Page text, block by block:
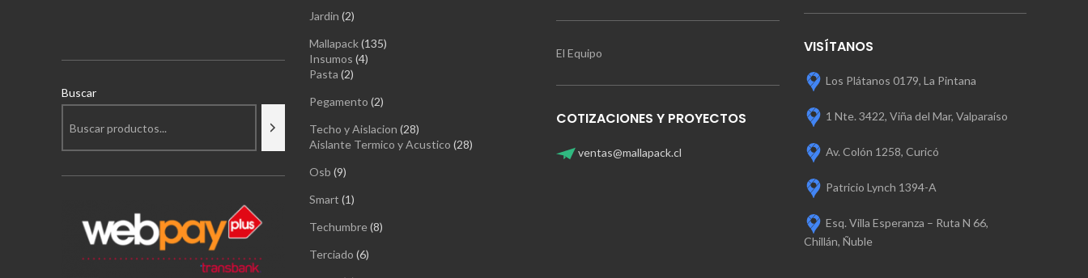
Buscar
Jardin 22
Mallapack 135135
Insumos 44
Pasta 22
Pegamento 22
Techo y Aislacion 2828
productos
Aislante Termico y Acustico 2828
Osb 99
Smart 11
Techumbre 88
Terciado 66
El Equipo
COTIZACIONES Y PROYECTOS
ventas@mallapack.cl
VISÍTANOS
Los Plátanos 0179, La Pintana
1 Nte. 3422, Viña del Mar, Valparaíso
Av. Colón 1258, Curicó
Patricio Lynch 1394-A
Esq. Villa Esperanza – Ruta N 66,
Chillán, Ñuble